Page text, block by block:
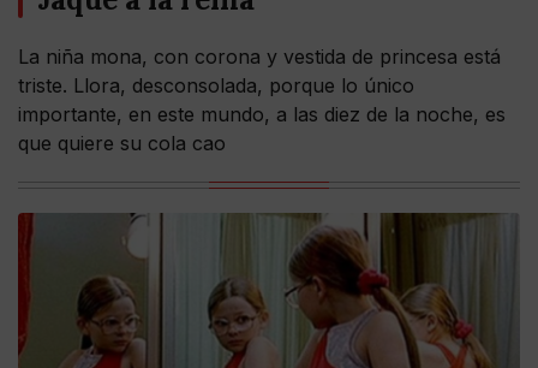
La niña mona, con corona y vestida de princesa está
triste. Llora, desconsolada, porque lo único
importante, en este mundo, a las diez de la noche, es
que quiere su cola cao